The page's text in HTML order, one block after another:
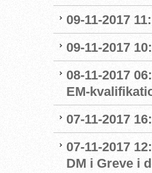
09-11-2017
09-11-2017
08-11-2017
EM-
07-11-2017
07-11-2017
DM i Greve i